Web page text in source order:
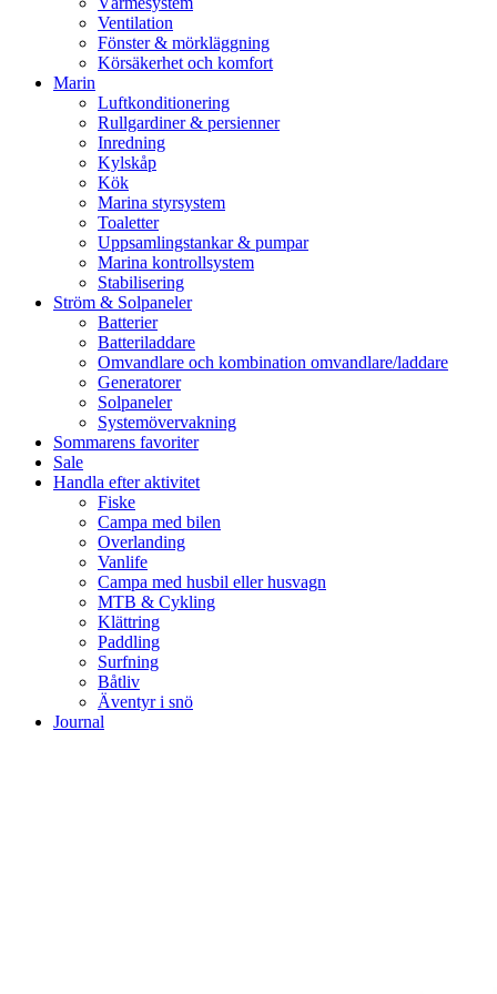
Ventilation
Fönster & mörkläggning
Körsäkerhet och komfort
Marin
Luftkonditionering
Rullgardiner & persienner
Inredning
Kylskåp
Kök
Marina styrsystem
Toaletter
Uppsamlingstankar & pumpar
Marina kontrollsystem
Stabilisering
Ström & Solpaneler
Batterier
Batteriladdare
Omvandlare och kombination omvandlare/laddare
Generatorer
Solpaneler
Systemövervakning
Sommarens favoriter
Sale
Handla efter aktivitet
Fiske
Campa med bilen
Overlanding
Vanlife
Campa med husbil eller husvagn
MTB & Cykling
Klättring
Paddling
Surfning
Båtliv
Äventyr i snö
Journal